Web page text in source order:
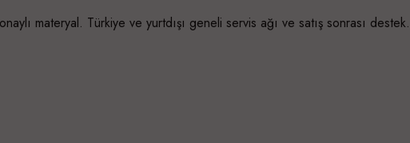
materyal. Türkiye ve yurtdışı geneli servis ağı ve satış sonrası destek.